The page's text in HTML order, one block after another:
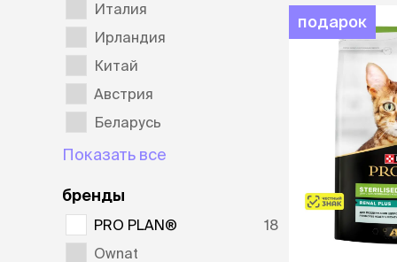
Совки
Угловые
Пеленки и
лежаки
Мягкие
Лежанки
Тоннели
подушки
Пледы
Италия
Ирландия
Китай
Австрия
Беларусь
Показать все
бренды
PRO PLAN®
18
Ownat
подарок